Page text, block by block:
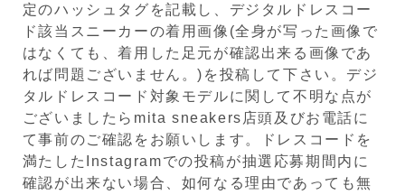
定のハッシュタグを記載し、デジタルドレスコー
ド該当スニーカーの着用画像(全身が写った画像で
はなくても、着用した足元が確認出来る画像であ
れば問題ございません。)を投稿して下さい。デジ
タルドレスコード対象モデルに関して不明な点が
ございましたらmita sneakers店頭及びお電話に
て事前のご確認をお願いします。ドレスコードを
満たしたInstagramでの投稿が抽選応募期間内に
確認が出来ない場合、如何なる理由であっても無